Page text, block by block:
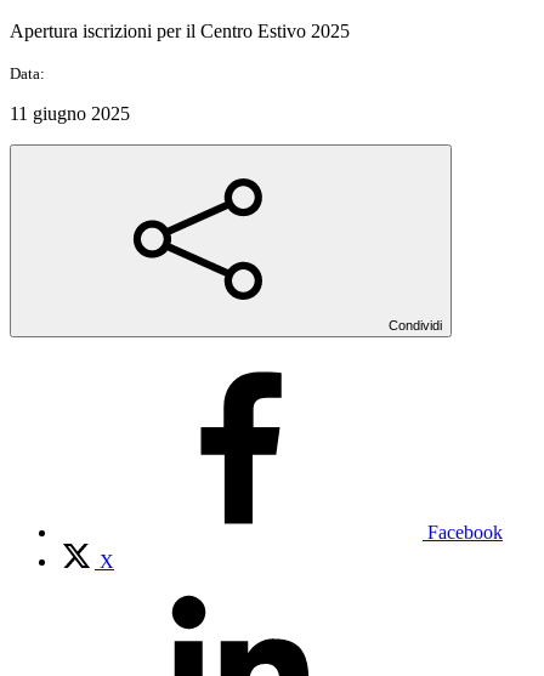
Apertura iscrizioni per il Centro Estivo 2025
Data:
11 giugno 2025
Condividi
Facebook
X